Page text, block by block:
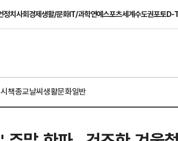
정치사회경제생활/문화IT/과학연예스포츠세계수도권포토D-
책종교날씨생활문화일반